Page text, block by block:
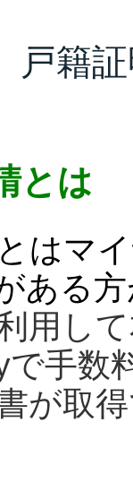
戸籍
とは
はマ
ある
用し
手数
が取